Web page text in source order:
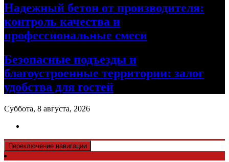
Надежный бетон от производителя:
контроль качества и
профессиональные смеси
Безопасные подъезды и
благоустроенные территории: залог
удобства для гостей
Суббота, 8 августа, 2026
Переключение навигации